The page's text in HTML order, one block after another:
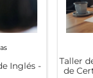
Inglés -
Taller
de